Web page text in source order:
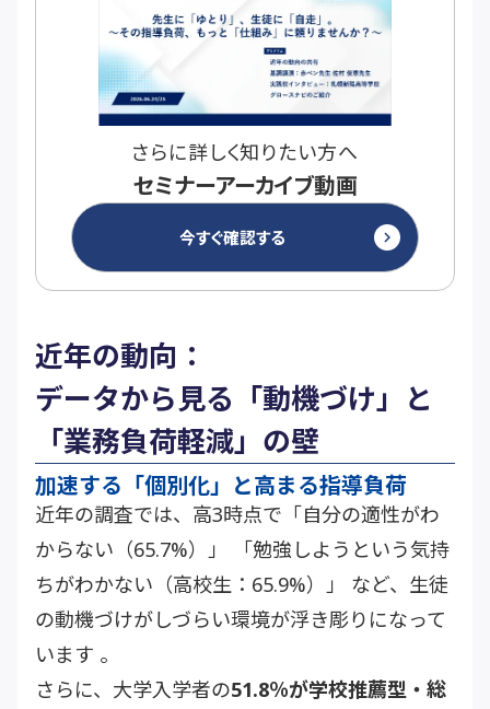
さらに詳しく知りたい方へ
セミナーアーカイブ動画
今すぐ確認する keyboard_arrow_right
近年の動向：
データから見る「動機づけ」と
「業務負荷軽減」の壁
加速する「個別化」と高まる指導負荷
近年の調査では、高3時点で「自分の適性がわ
からない（65.7%）」 「勉強しようという気持
ちがわかない（高校生：65.9%）」 など、生徒
の動機づけがしづらい環境が浮き彫りになって
います 。
さらに、大学入学者の51.8％が学校推薦型・総